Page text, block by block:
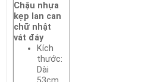
Chậu nhựa
kẹp lan can
chữ nhật
vát đáy
Kích
thước:
Dài